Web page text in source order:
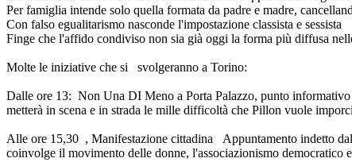
Per famiglia intende solo quella formata da padre e madre,
Con falso egualitarismo nasconde l'impostazione classista e sessista
Finge che l'affido condiviso non sia già oggi la forma più diffusa
Molte le iniziative che si svolgeranno a Torino:
Dalle ore 13: Non Una DI Meno a Porta Palazzo, punto
metterà in scena e in strada le mille difficoltà che Pillon vuole
Alle ore 15,30 , Manifestazione cittadina Appuntamento indetto
coinvolge il movimento delle donne, l'associazionismo democratico